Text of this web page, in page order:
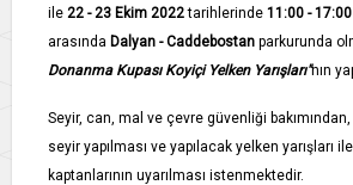
ile 22 - 23 Ekim 2022tarihlerinde 11:00 - 17:00
arasında Dalyan - Caddebostan parkurunda
Donanma Kupası Koyiçi Yelken Yarışları"nın
Seyir, can, mal ve çevre güvenliği
seyir yapılması ve yapılacak yelken yarışları
kaptanlarının uyarılması istenmektedir.